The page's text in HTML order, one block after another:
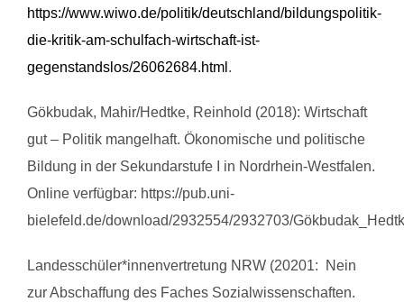
https://www.wiwo.de/politik/deutschland/bildungspolitik-
die-kritik-am-schulfach-wirtschaft-ist-
gegenstandslos/26062684.html .
Gökbudak, Mahir/Hedtke, Reinhold (2018): Wirtschaft
gut – Politik mangelhaft. Ökonomische und politische
Bildung in der Sekundarstufe I in Nordrhein-Westfalen.
Online verfügbar: https://pub.uni-
bielefeld.de/download/2932554/2932703/
Landesschüler*innenvertretung NRW (20201: Nein
zur Abschaffung des Faches Sozialwissenschaften.